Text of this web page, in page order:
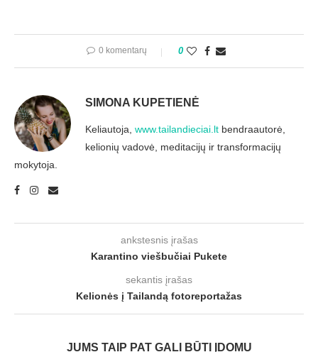
0 komentarų 0
SIMONA KUPETIENĖ
Keliautoja, www.tailandieciai.lt bendraautorė,
kelionių vadovė, meditacijų ir transformacijų
mokytoja.
ankstesnis įrašas
Karantino viešbučiai Pukete
sekantis įrašas
Kelionės į Tailandą fotoreportažas
JUMS TAIP PAT GALI BŪTI ĮDOMU